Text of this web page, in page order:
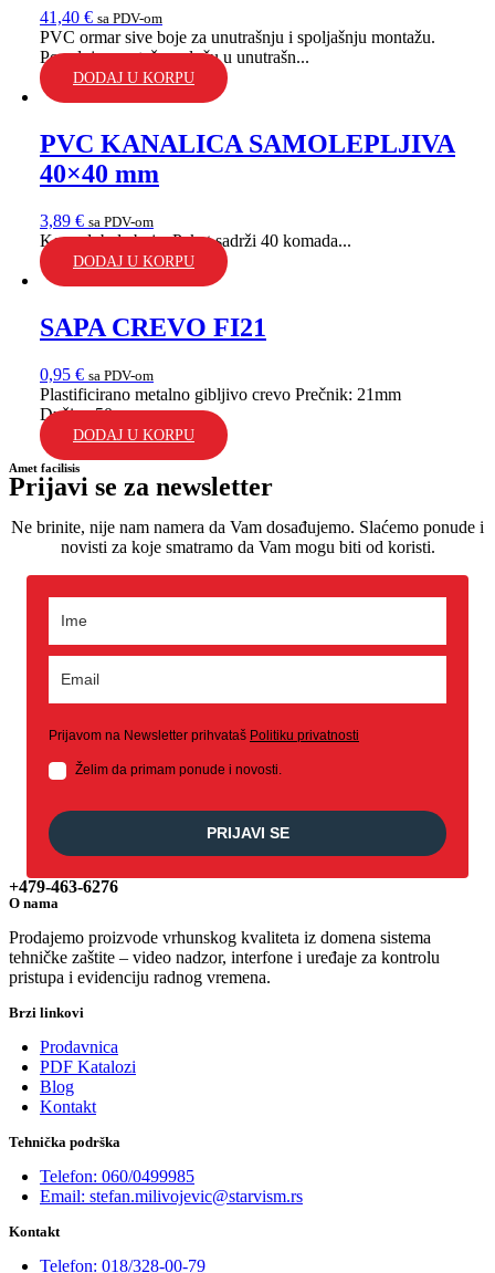
41,40 € sa PDV-om
PVC ormar sive boje za unutrašnju i spoljašnju montažu.
Poseduje montažnu ploču u unutrašn...
DODAJ U KORPU
PVC KANALICA SAMOLEPLJIVA
40×40 mm
3,89 € sa PDV-om
Komad, bela boja. Paket sadrži 40 komada...
DODAJ U KORPU
SAPA CREVO FI21
0,95 € sa PDV-om
Plastificirano metalno gibljivo crevo Prečnik: 21mm
Dužina:50m...
DODAJ U KORPU
Amet facilisis
Prijavi se za newsletter
Ne brinite, nije nam namera da Vam dosađujemo. Slaćemo ponude i
novisti za koje smatramo da Vam mogu biti od koristi.
Prijavom na Newsletter prihvataš Politiku privatnosti
Želim da primam ponude i novosti.
PRIJAVI SE
+479-463-6276
O nama
Prodajemo proizvode vrhunskog kvaliteta iz domena sistema
tehničke zaštite – video nadzor, interfone i uređaje za kontrolu
pristupa i evidenciju radnog vremena.
Brzi linkovi
Prodavnica
PDF Katalozi
Blog
Kontakt
Tehnička podrška
Telefon: 060/0499985
Email: stefan.milivojevic@starvism.rs
Kontakt
Telefon: 018/328-00-79